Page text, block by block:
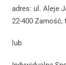
adres: ul. Aleje
22-400 Zamość,
lub